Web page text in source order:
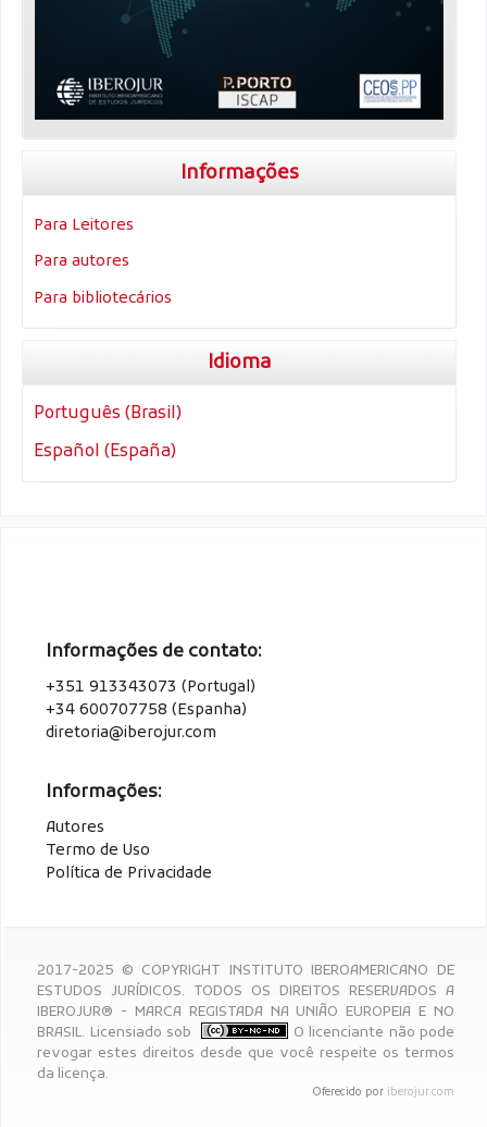
Informações
Para Leitores
Para autores
Para bibliotecários
Idioma
Português (Brasil)
Español (España)
Informações de contato:
+351 913343073 (Portugal)
+34 600707758 (Espanha)
diretoria@iberojur.com
Informações:
Autores
Termo de Uso
Política de Privacidade
2017-2025 © COPYRIGHT INSTITUTO IBEROAMERICANO DE
ESTUDOS JURÍDICOS. TODOS OS DIREITOS RESERVADOS A
IBEROJUR® - MARCA REGISTADA NA UNIÃO EUROPEIA E NO
BRASIL. Licensiado sob
O licenciante não pode
revogar estes direitos desde que você respeite os termos
da licença.
Oferecido por iberojur.com